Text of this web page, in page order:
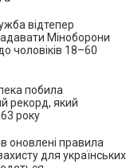
відтепер
Міноборони
чоловіків 18–60
побила
рекорд, який
року
оновлені правила
для українських